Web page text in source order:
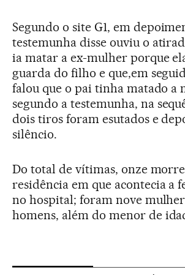
Segundo o site G1, em
testemunha disse ouviu o
ia matar a ex-mulher porque
guarda do filho e que,em
falou que o pai tinha matado a
segundo a testemunha, na
dois tiros foram esutados e
silêncio.
Do total de vítimas, onze
residência em que acontecia a
no hospital; foram nove
homens, além do menor de